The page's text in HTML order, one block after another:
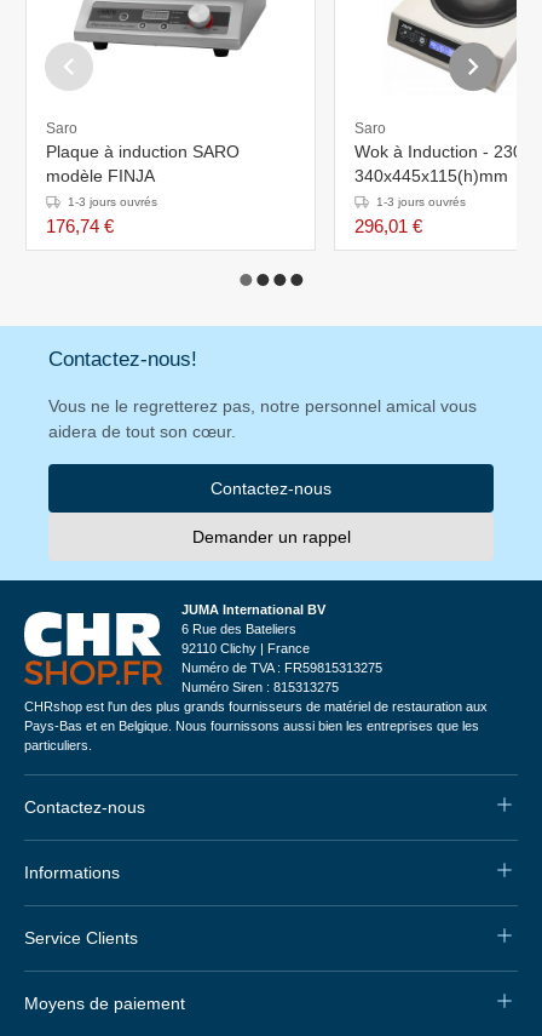
Saro
Plaque à induction SARO
modèle FINJA
1-3 jours ouvrés
176,74 €
Saro
Wok à Induction -
340x445x115(h)mm
1-3 jours ouvrés
296,01 €
Contactez-nous!
Vous ne le regretterez pas, notre personnel amical vous
aidera de tout son cœur.
Contactez-nous
Demander un rappel
JUMA International BV
6 Rue des Bateliers
92110 Clichy | France
Numéro de TVA : FR59815313275
Numéro Siren : 815313275
CHRshop est l'un des plus grands fournisseurs de matériel de restauration aux
Pays-Bas et en Belgique. Nous fournissons aussi bien les entreprises que les
particuliers.
Contactez-nous
Informations
Service Clients
Moyens de paiement